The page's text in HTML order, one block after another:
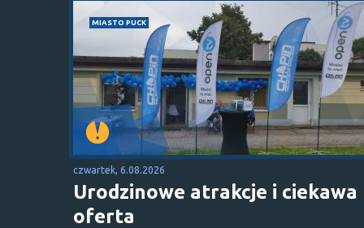
MIASTO PUCK
czwartek, 6.08.2026
Urodzinowe atrakcje i ciekawa
oferta